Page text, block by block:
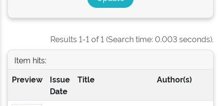
Results 1-1 of 1 (Search time: 0.003 seconds).
Item hits:
Preview
Issue
Date
Title Author(s)